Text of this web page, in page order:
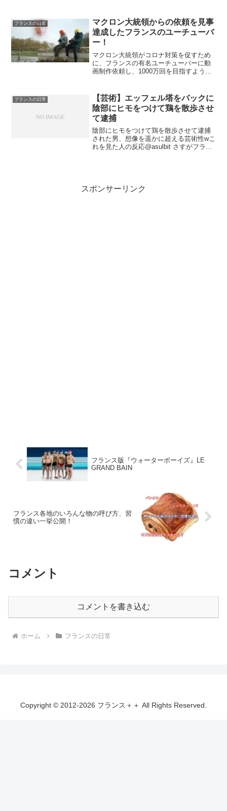
フランスに持っているイメージを短編の
アニメにした...
フランスの日常
マクロン大統領からの依頼を見事
達成したフランスのユーチューバ
ー！
マクロン大統領がコロナ対策を促すため
に、フランスの有名ユーチューバーに動
画制作依頼し、1000万回を目指すようお
していたようです。）才×〒"├_〆
(≧ω≦*)♪コロナ対...
フランスの日常
【芸術】エッフェル塔をバックに
陰部にヒモをつけて鶏を散歩させ
て逮捕
陰部にヒモをつけて鶏を散歩させて逮捕
された男、想像を遥かに超える芸術性wこ
れを見た人の反応@asulbit さすがフラン
スポンサーリンク
フランス版『ウォーターボーイズ』LE
GRAND BAIN
フランス各地のいろんな物の呼び方、習
慣の違い一挙公開！
コメント
コメントを書き込む
ホーム フランスの日常
Copyright © 2012-2026 フランス＋＋ All Rights Reserved.